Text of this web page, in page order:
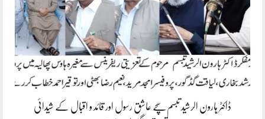
ڈاکٹر ہارون الرشید تبسم سچے عاشق رسول اور قائد و اقبال کے شیدائی